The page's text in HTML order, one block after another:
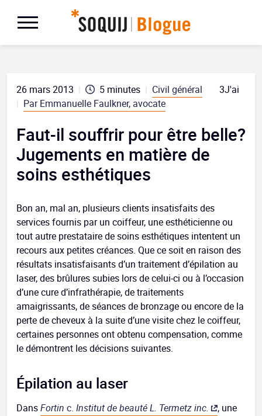
26 mars 2013 5 minutes
Civil général
Par Emmanuelle Faulkner, avocate
3J'aime
Faut-il souffrir pour être belle?
Jugements en matière de
soins esthétiques
Bon an, mal an, plusieurs clients insatisfaits des
services fournis par un coiffeur, une esthéticienne ou
tout autre prestataire de soins esthétiques intentent un
recours aux petites créances. Que ce soit en raison des
résultats insatisfaisants d’un traitement d’épilation au
laser, des brûlures subies lors de celui-ci ou à l’occasion
d’une cure d’infrathérapie, de traitements
amaigrissants, de séances de bronzage ou encore de la
perte de cheveux à la suite d’une visite chez le coiffeur,
certaines personnes ont obtenu compensation, comme
le démontrent les décisions suivantes.
Épilation au laser
DansFortin c. Institut de beauté L. Termetz inc.
, une